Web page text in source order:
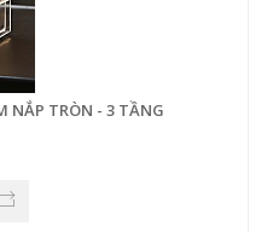
NẮP TRÒN - 3 TẦNG